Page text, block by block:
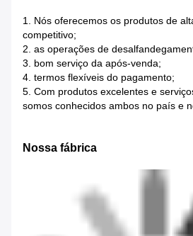
1. Nós oferecemos os produtos de
competitivo;
2. as operações de
3. bom serviço da após-venda;
4. termos flexíveis do pagamento;
5. Com produtos excelentes e
somos conhecidos ambos no país e
Nossa fábrica